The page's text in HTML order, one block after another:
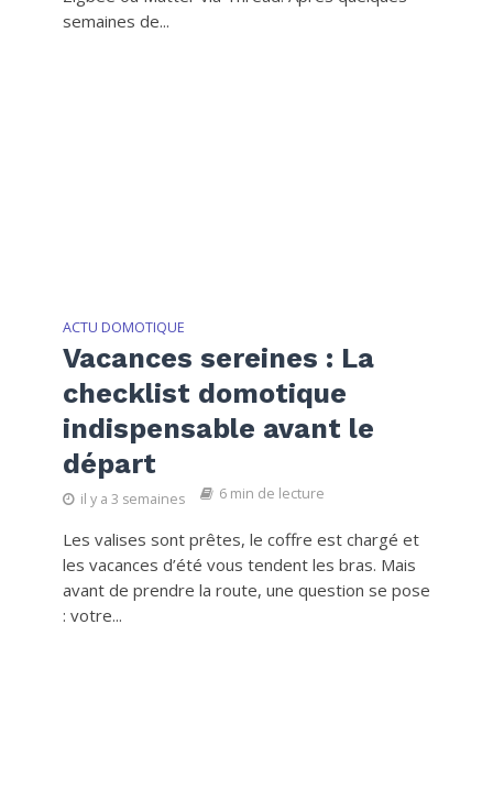
semaines de...
ACTU DOMOTIQUE
Vacances sereines : La
checklist domotique
indispensable avant le
départ
il y a 3 semaines 6 min de lecture
Les valises sont prêtes, le coffre est chargé et
les vacances d’été vous tendent les bras. Mais
avant de prendre la route, une question se pose
: votre...